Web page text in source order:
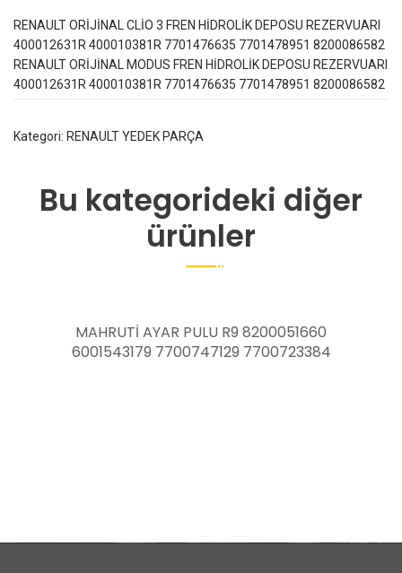
RENAULT ORİJİNAL CLİO 3 FREN HİDROLİK DEPOSU REZERVUARI
400012631R 400010381R 7701476635 7701478951 8200086582
RENAULT ORİJİNAL MODUS FREN HİDROLİK DEPOSU REZERVUARI
400012631R 400010381R 7701476635 7701478951 8200086582
Kategori: RENAULT YEDEK PARÇA
Bu kategorideki diğer
ürünler
8200051660
7700723384
DEBRİYAJ SİLİNDİRİ MEGANE
FLUENCE MEGANE 4